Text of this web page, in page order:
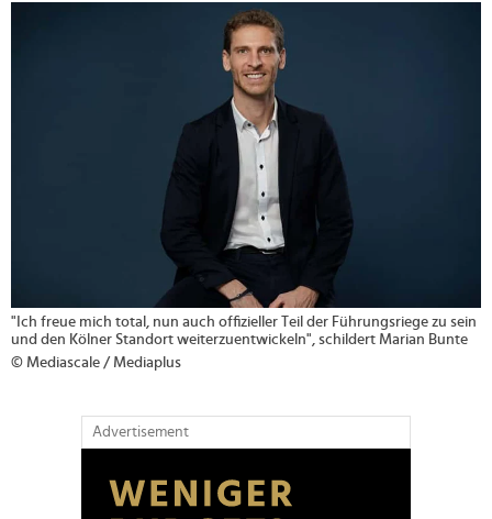
"Ich freue mich total, nun auch offizieller Teil der Führungsriege zu sein
und den Kölner Standort weiterzuentwickeln", schildert Marian Bunte
© Mediascale / Mediaplus
Advertisement